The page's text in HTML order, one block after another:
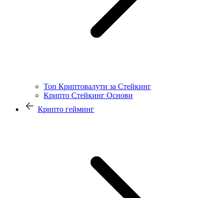
Топ Криптовалути за Стейкинг
Крипто Стейкинг Основи
Крипто гейминг